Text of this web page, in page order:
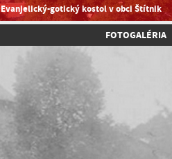
Evanjelický-gotický kostol v obci Štítnik
FOTOGALÉRIA